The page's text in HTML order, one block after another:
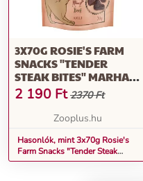
3X70G ROSIE'S FARM
SNACKS "TENDER
STEAK BITES" MARHA
KUTYASNACK
2 190 Ft 2370 Ft
Zooplus.hu
Hasonlók, mint 3x70g Rosie's
Farm Snacks "Tender Steak
Bites" marha kutyasnack